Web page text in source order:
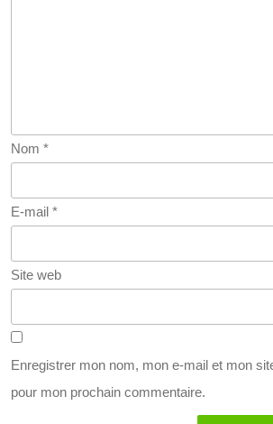
Nom *
E-mail *
Site web
Enregistrer mon nom, mon e-mail et mon
pour mon prochain commentaire.